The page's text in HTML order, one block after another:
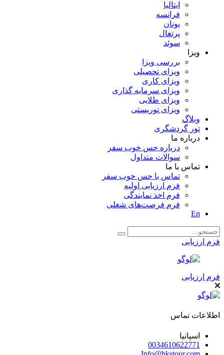
ایتالیا
فرانسه
یونان
پرتغال
سوئد
ویزا
بررسی ویزا
ویزای تحصیلی
ویزای کاری
ویزای سرمایه گذاری
ویزای طلایی
ویزای توریستی
وبلاگ
تور گردشگری
درباره ما
درباره حس خوب سفر
سوالات متداول
تماس با ما
تماس با حس خوب سفر
فرم ارزیابی اولیه
فرم اخذ نمایندگی
فرم فرصت‌های شغلی
En
فرم ارزیابی
فرم ارزیابی
اطلاعات تماس
اسپانیا
0034610622771